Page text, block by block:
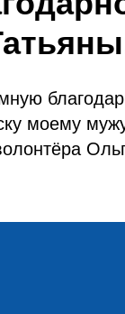
моему